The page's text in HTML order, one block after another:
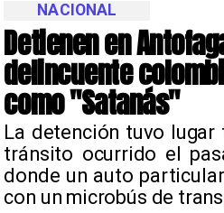
Detienen en
delincuente
como "Satanás"
​La detención tuvo
tránsito ocurrido el
donde un auto
con un microbús de
NACIONAL